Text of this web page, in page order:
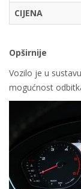
CIJENA
Opširnije
Vozilo je u
mogućnost